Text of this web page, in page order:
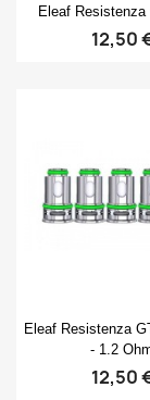

Eleaf Resistenza
12,50

Eleaf Resistenza
- 1.2
12,50